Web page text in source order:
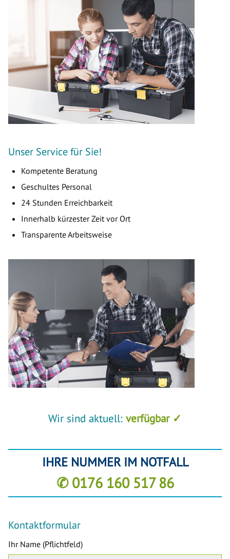
Unser Service für Sie!
Kompetente Beratung
Geschultes Personal
24 Stunden Erreichbarkeit
Innerhalb kürzester Zeit vor Ort
Transparente Arbeitsweise
Wir sind aktuell: verfügbar ✓
IHRE NUMMER IM NOTFALL
✆ 0176 160 517 86
Kontaktformular
Ihr Name (Pflichtfeld)